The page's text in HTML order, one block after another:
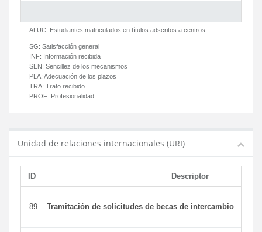
ALUC: Estudiantes matriculados en títulos adscritos a centros
SG: Satisfacción general
INF: Información recibida
SEN: Sencillez de los mecanismos
PLA: Adecuación de los plazos
TRA: Trato recibido
PROF: Profesionalidad
Unidad de relaciones internacionales (URI)
ID Descriptor
89 Tramitación de solicitudes de becas de intercambio